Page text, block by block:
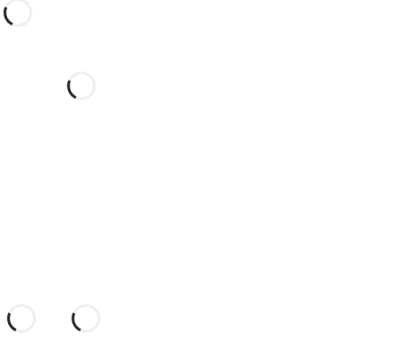
Möchten Sie Ihre Hochzeit in
diesem traumhaften Hotel